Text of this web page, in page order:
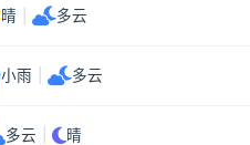
晴 多云
小雨 多云
多云 晴